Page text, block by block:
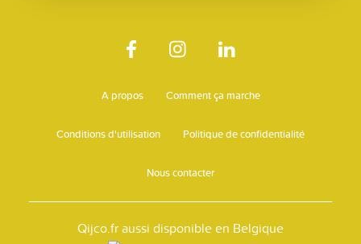
A propos Comment ça marche
Conditions d'utilisation Politique de confidentialité
Nous contacter
Qijco.fr aussi disponible en Belgique